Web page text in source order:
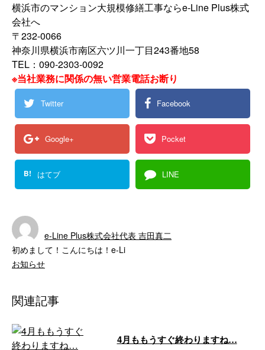
横浜市のマンション大規模修繕工事ならe-Line Plus株式
会社へ
〒232-0066
神奈川県横浜市南区六ツ川一丁目243番地58
TEL：090-2303-0092
※当社業務に関係の無い営業電話お断り
Twitter Facebook
Google+ Pocket
B! はてブ LINE
e-Line Plus株式会社代表 吉田真二
初めまして！こんにちは！e-Li
お知らせ
関連記事
4月ももうすぐ終わりますね…